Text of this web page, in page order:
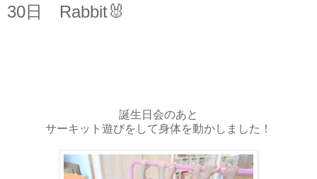
30日 Rabbit🐰
誕生日会のあと
サーキット遊びをして身体を動かしました！